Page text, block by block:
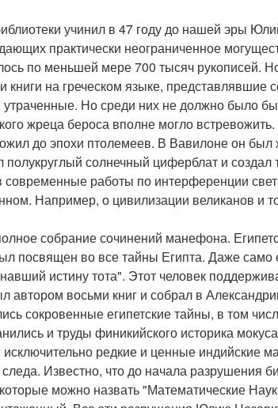
учинил в 47 году до нашей эры
практически неограниченное
по меньшей мере 700 тысяч рукописей.
книги на греческом языке, представлявшие
утраченные. Но среди них не должно было
жреца бероса вполне могло
до эпохи птолемеев. В Вавилоне он
полукруглый солнечный циферблат и
современные работы по интерференции
Например, о цивилизации великанов и
собрание сочинений манефона.
посвящен во все тайны Египта. Даже
истину тота". Этот человек
автором восьми книг и собрал в
сокровенные египетские тайны, в том
и труды финикийского историка
редкие и ценные индийские
Известно, что до начала разрушения
можно назвать "Математические